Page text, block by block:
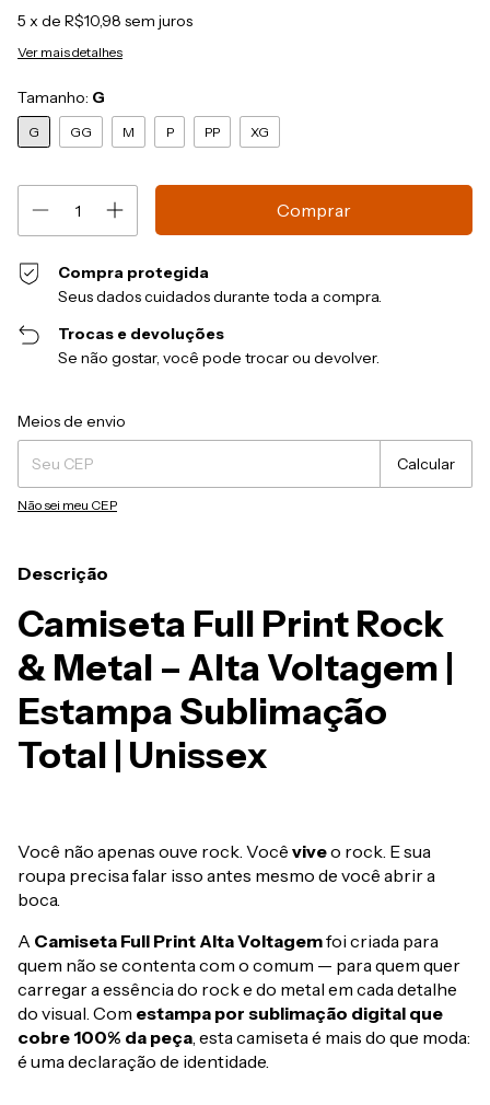
5 x de R$10,98 sem juros
Ver mais detalhes
Tamanho: G
G GG M P PP XG
Compra protegida
Seus dados cuidados durante toda a compra.
Trocas e devoluções
Se não gostar, você pode trocar ou devolver.
Entregas para o CEP:
Meios de envio
Calcular
Não sei meu CEP
Descrição
Camiseta Full Print Rock
& Metal – Alta Voltagem |
Estampa Sublimação
Total | Unissex
Você não apenas ouve rock. Você viveo rock. E sua
roupa precisa falar isso antes mesmo de você abrir a
boca.
A Camiseta Full Print Alta Voltagemfoi criada para
quem não se contenta com o comum — para quem quer
carregar a essência do rock e do metal em cada detalhe
do visual. Com estampa por sublimação digital que
cobre 100% da peça, esta camiseta é mais do que moda:
é uma declaração de identidade.